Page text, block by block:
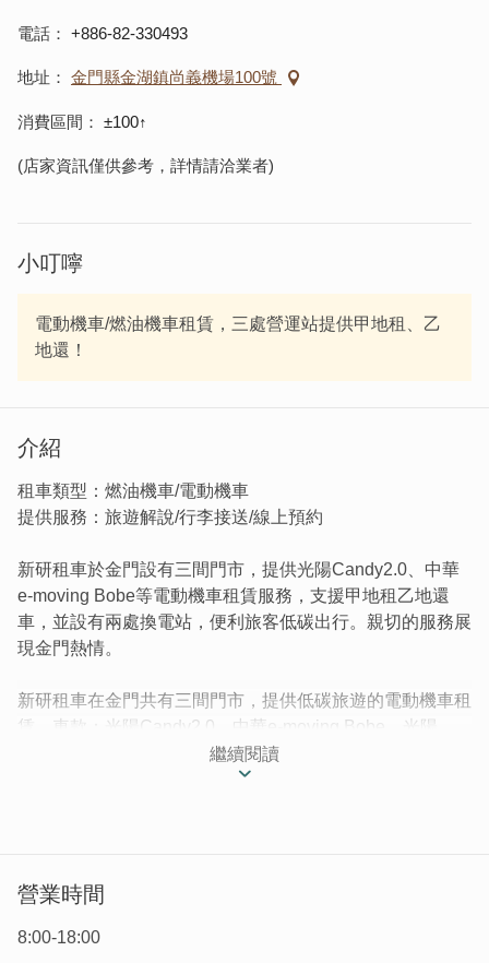
電話 +886-82-330493
地址 金門縣金湖鎮尚義機場100號
消費區間 ±100↑
(店家資訊僅供參考，詳情請洽業者)
小叮嚀
電動機車/燃油機車租賃，三處營運站提供甲地租、乙
地還！
介紹
租車類型：燃油機車/電動機車
提供服務：旅遊解說/行李接送/線上預約
新研租車於金門設有三間門市，提供光陽Candy2.0、中華
e-moving Bobe等電動機車租賃服務，支援甲地租乙地還
車，並設有兩處換電站，便利旅客低碳出行。親切的服務展
現金門熱情。
新研租車在金門共有三間門市，提供低碳旅遊的電動機車租
賃，車款：光陽Candy2.0、中華e-moving Bobe，光陽
繼續閱讀
營業時間
8:00-18:00